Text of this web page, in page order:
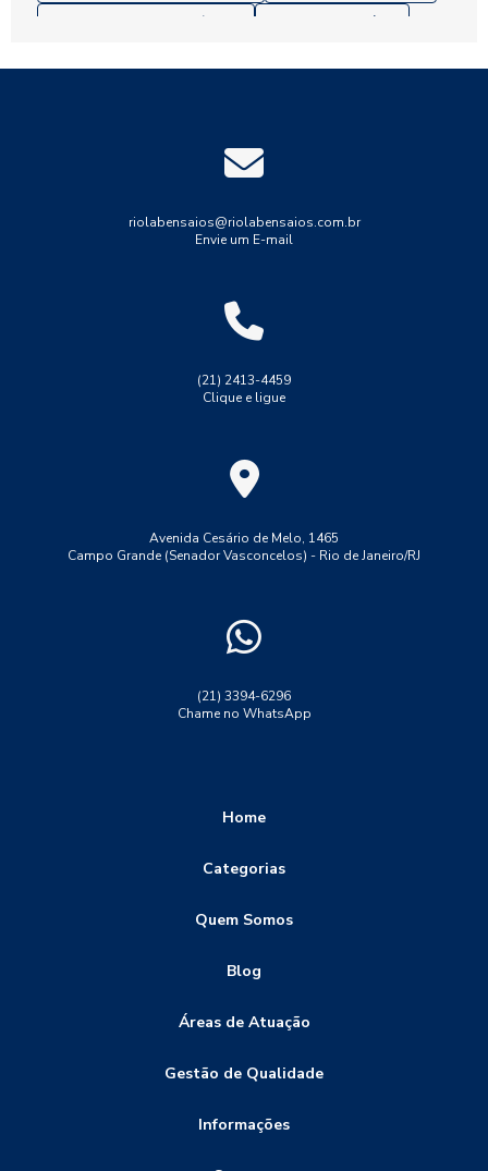
Ensaio de tração em polímeros
Ensaio metalográfico
Indústria
Medição de espessura
Medição de espessura de tinta
Medição de espessura por ultrassom
Tubulações
Ultrassom phased array
Ultrassom tofd
ensaio de tração convencional
ensaio de tração do aço ca 50
ensaio de tração propriedades mecanicas
ensaio destrutivo dureza
ensaio lp solda
ensaio visual de soldagem
ensaios destrutivos e não destrutivos
ensaios não destrutivos
ensaios não destrutivos inspeção visual
ensaios não destrutivos termografia
riolabensaios@riolabensaios.com.br
Envie um E-mail
(21) 2413-4459
Clique e ligue
Avenida Cesário de Melo, 1465
Campo Grande (Senador Vasconcelos) - Rio de Janeiro/RJ
(21) 3394-6296
Chame no WhatsApp
Home
Categorias
Quem Somos
Blog
Áreas de Atuação
Gestão de Qualidade
Informações